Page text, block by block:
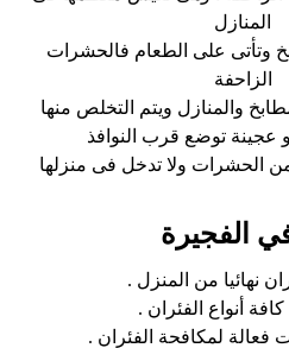
المنازل
وتأتى على الطعام فالحشرات
الزاحفة
والمنازل ويتم التخلص منها
عجينة توضع قرب النوافذ
من الحشرات ولا تدخل فى منزلها
الفجيرة
نهائيا من المنزل .
أنواع الفئران .
فعالة لمكافحة الفئران .